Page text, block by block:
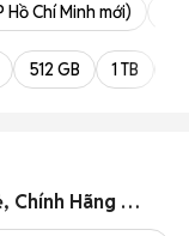
Hồ Chí Minh mới)
512 GB 1 TB
Điện Thoại Sony XA1 Ultra Cũ, Giá Rẻ, Chính Hãng Toàn quốc